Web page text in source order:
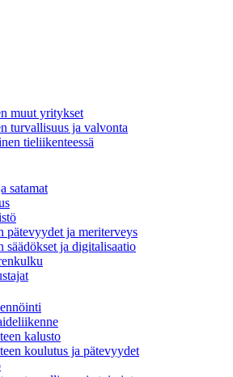
muut yritykset
turvallisuus ja valvonta
tieliikenteessä
satamat
pätevyydet ja meriterveys
säädökset ja digitalisaatio
kalusto
koulutus ja pätevyydet